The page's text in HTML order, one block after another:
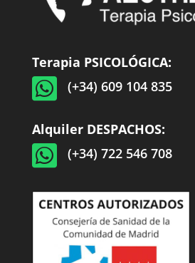
Terapia PSICOLÓGICA:
 (+34) 609 104 835
Alquiler DESPACHOS:
 (+34) 722 546 708